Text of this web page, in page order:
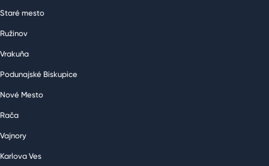
Staré mesto
Ružinov
Vrakuňa
Podunajské Biskupice
Nové Mesto
Rača
Vajnory
Karlova Ves